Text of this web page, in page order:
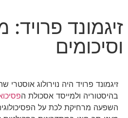
זיגמונד
וסיכומים
זיגמונד פרויד היה נוירולוג
בהיסטוריה ולמייסד אסכולת ה
השפעה מרחיקת לכת על